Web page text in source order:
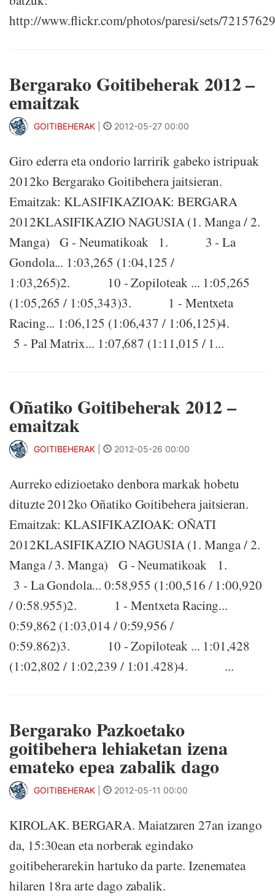
http://www.flickr.com/photos/paresi/sets/
Bergarako Goitibeherak 2012 –
emaitzak
GOITIBEHERAK 2012-05-27 00:00
Giro ederra eta ondorio larririk gabeko istripuak
2012ko Bergarako Goitibehera jaitsieran.
Emaitzak: KLASIFIKAZIOAK: BERGARA
2012KLASIFIKAZIO NAGUSIA (1. Manga / 2.
Manga) G - Neumatikoak 1. 3 - La
Gondola... 1:03,265 (1:04,125 /
1:03,265)2. 10 - Zopiloteak ... 1:05,265
(1:05,265 / 1:05,343)3. 1 - Mentxeta
Racing... 1:06,125 (1:06,437 / 1:06,125)4.
5 - Pal Matrix... 1:07,687 (1:11,015 / 1...
Oñatiko Goitibeherak 2012 –
emaitzak
GOITIBEHERAK 2012-05-26 00:00
Aurreko edizioetako denbora markak hobetu
dituzte 2012ko Oñatiko Goitibehera jaitsieran.
Emaitzak: KLASIFIKAZIOAK: OÑATI
2012KLASIFIKAZIO NAGUSIA (1. Manga / 2.
Manga / 3. Manga) G - Neumatikoak 1.
3 - La Gondola... 0:58,955 (1:00,516 / 1:00,920
/ 0:58.955)2. 1 - Mentxeta Racing...
0:59,862 (1:03,014 / 0:59,956 /
0:59.862)3. 10 - Zopiloteak ... 1:01,428
(1:02,802 / 1:02,239 / 1:01.428)4. ...
Bergarako Pazkoetako
goitibehera lehiaketan izena
emateko epea zabalik dago
GOITIBEHERAK 2012-05-11 00:00
KIROLAK. BERGARA. Maiatzaren 27an izango
da, 15:30ean eta norberak egindako
goitibeherarekin hartuko da parte. Izenematea
hilaren 18ra arte dago zabalik.